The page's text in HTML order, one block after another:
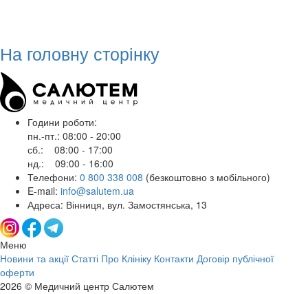
На головну сторінку
Години роботи:
пн.-пт.: 08:00 - 20:00
сб.: 08:00 - 17:00
нд.: 09:00 - 16:00
Телефони: 0 800 338 008 (безкоштовно з мобільного)
E-mail: info@salutem.ua
Адреса: Вінниця, вул. Замостянська, 13
Меню
Новини та акції Статті Про Клініку Контакти Договір публічної
оферти
2026 © Медичний центр Салютем